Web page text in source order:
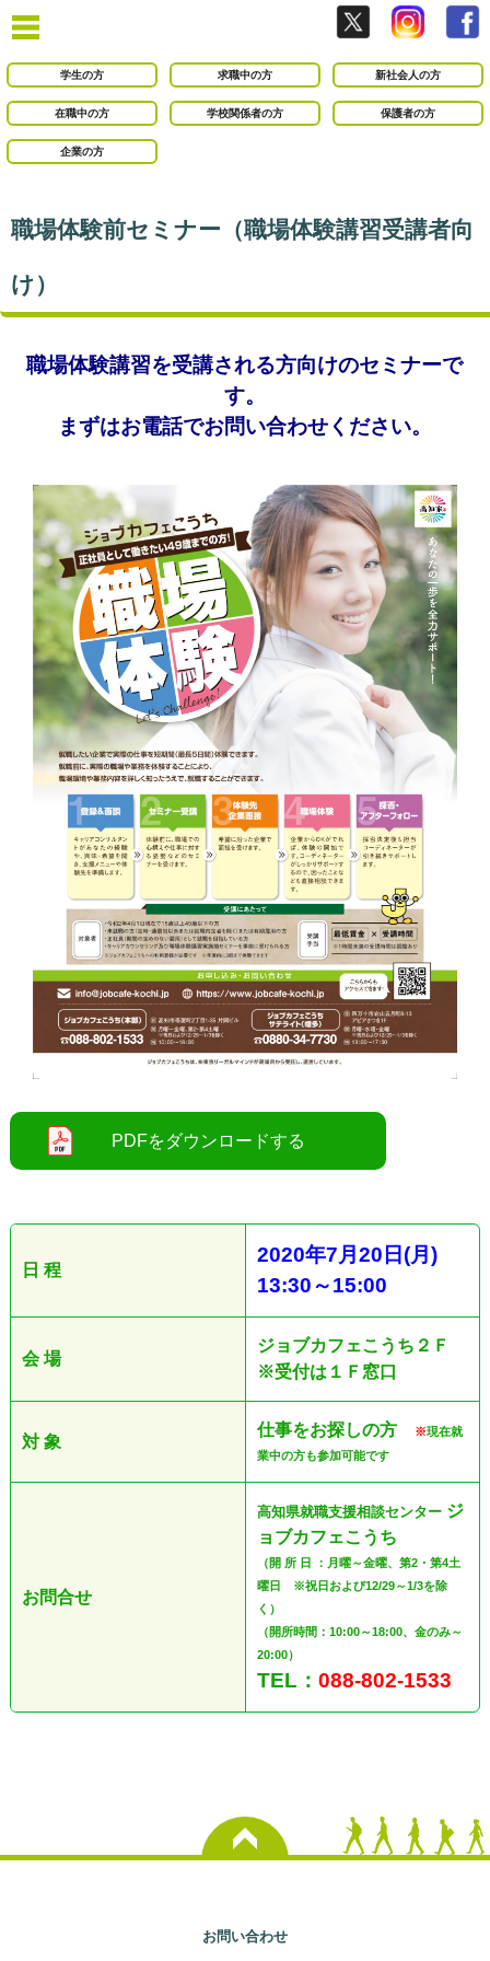
学生の方 求職中の方 新社会人の方
在職中の方 学校関係者の方 保護者の方
企業の方
職場体験前セミナー（職場体験講習受講者向
け）
職場体験講習を受講される方向けのセミナーで
す。
まずはお電話でお問い合わせください。
日 程
2020年7月20 日 (月 )
13:30 ～15:00
会 場
ジョブカフェこうち２Ｆ
※受付は１Ｆ窓口
対 象
仕事をお探しの方 ※現在就
業中の方も参加可能です
お問合せ
高知県就職支援相談センター ジ
ョブカフェこうち
（開 所 日 ：月曜～金曜、第2・第4土
曜日 ※祝日および12/29～1/3を除
く）
（開所時間：10:00～18:00、金のみ～
20:00）
TEL： 088-802-1533
お問い合わせ